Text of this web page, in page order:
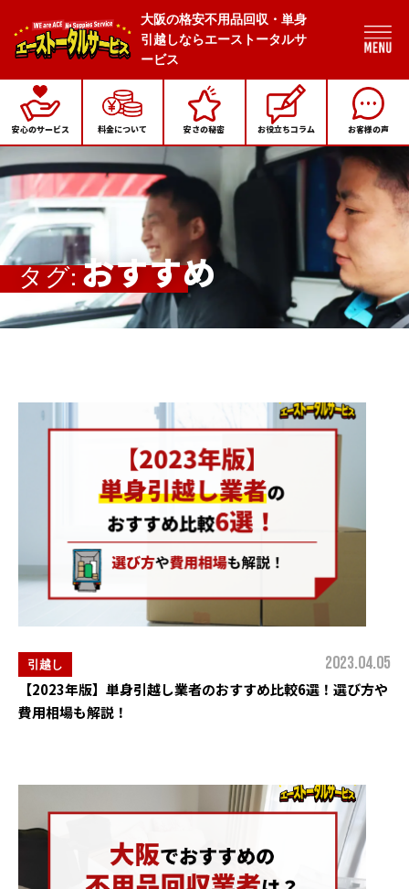
大阪の格安不用品回収・単身
引越しならエーストータルサ
ービス
安心のサービス 料金について 安さの秘密 お役立ちコラム お客様の声
タグ: おすすめ
引越し 2023.04.05
【2023年版】単身引越し業者のおすすめ比較6選！選び方や
費用相場も解説！